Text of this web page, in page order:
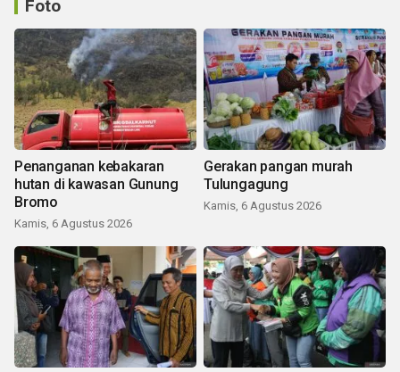
Foto
Penanganan kebakaran
hutan di kawasan Gunung
Bromo
Kamis, 6 Agustus 2026
Gerakan pangan murah
Tulungagung
Kamis, 6 Agustus 2026